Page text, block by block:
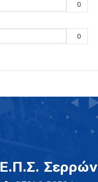
0
0
E.Π.Σ. Σερρών